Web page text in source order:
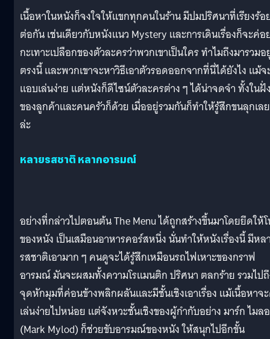
เนื้อหาในหนังก็จงใจให้แขกทุกคนในร้าน มีปมปริศนาที่เรียงร้อ
ต่อกัน เช่นเดียวกับหนังแนว Mystery และการเดินเรื่องก็จะค่อ
กะเทาะเปลือกของตัวละครว่าพวกเขาเป็นใคร ทำไมถึงมารวม
ตรงนี้ และพวกเขาจะหาวิธีเอาตัวรอดออกจากที่นี่ได้ยังไง แม้จ
แอบเล่นง่าย แต่หนังก็ดีไซน์ตัวละครต่าง ๆ ได้น่าจดจำ ทั้งในฝั่
ของลูกค้าและคนครัวก็ด้วย เมื่ออยู่รวมกันก็ทำให้รู้สึกขนลุกเลย
ล่ะ
หลายรสชาติ หลากอารมณ์
อย่างที่กล่าวไปตอนต้น The Menu ได้ถูกสร้างขึ้นมาโดยยึดให้
ของหนัง เป็นเสมือนอาหารคอร์สหนึ่ง นั่นทำให้หนังเรื่องนี้ มีหล
รสชาติเอามาก ๆ คนดูจะได้รู้สึกเหมือนรถไฟเหาะของกราฟ
อารมณ์ มันจะผสมทั้งความโรแมนติก ปริศนา ตลกร้าย รวมไป
จุดหักมุมที่ค่อนข้างพลิกผลันและมีชั้นเชิงเอาเรื่อง แม้เนื้อหาจ
เล่นง่ายไปหน่อย แต่จังหวะชั้นเชิงของผู้กำกับอย่าง มาร์ก ไมล
(Mark Mylod) ก็ช่วยขับอารมณ์ของหนัง ให้สนุกไปอีกขั้น